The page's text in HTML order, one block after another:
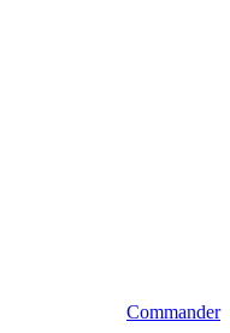
Commander